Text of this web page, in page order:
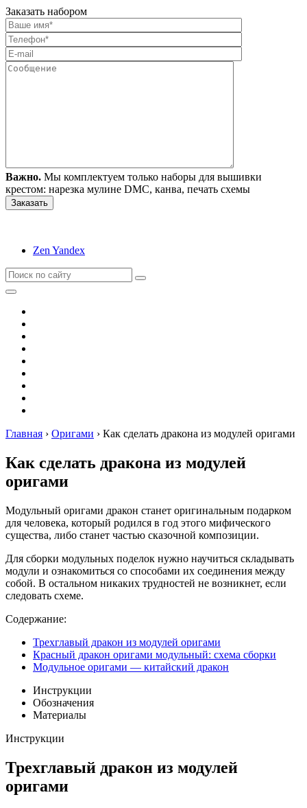
Заказать набором
Важно. Мы комплектуем только наборы для вышивки
крестом: нарезка мулине DMC, канва, печать схемы
Zen Yandex
Главная › Оригами › Как сделать дракона из модулей оригами
Как сделать дракона из модулей
оригами
Модульный оригами дракон станет оригинальным подарком
для человека, который родился в год этого мифического
существа, либо станет частью сказочной композиции.
Для сборки модульных поделок нужно научиться складывать
модули и ознакомиться со способами их соединения между
собой. В остальном никаких трудностей не возникнет, если
следовать схеме.
Содержание:
Трехглавый дракон из модулей оригами
Красный дракон оригами модульный: схема сборки
Модульное оригами — китайский дракон
Инструкции
Обозначения
Материалы
Инструкции
Трехглавый дракон из модулей
оригами